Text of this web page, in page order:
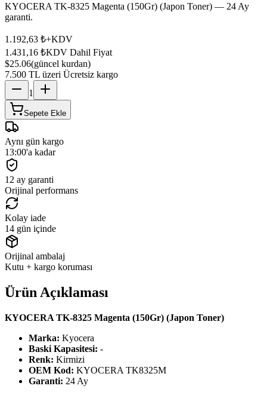
KYOCERA TK-8325 Magenta (150Gr) (Japon Toner) — 24 Ay
garanti.
1.192,63 ₺+KDV
1.431,16 ₺KDV Dahil Fiyat
$25.06(güncel kurdan)
7.500 TL üzeri Ücretsiz kargo
1
Sepete Ekle
Aynı gün kargo
13:00'a kadar
12 ay garanti
Orijinal performans
Kolay iade
14 gün içinde
Orijinal ambalaj
Kutu + kargo koruması
Ürün Açıklaması
KYOCERA TK-8325 Magenta (150Gr) (Japon Toner)
Marka: Kyocera
Baski Kapasitesi: -
Renk: Kirmizi
OEM Kod: KYOCERA TK8325M
Garanti: 24 Ay